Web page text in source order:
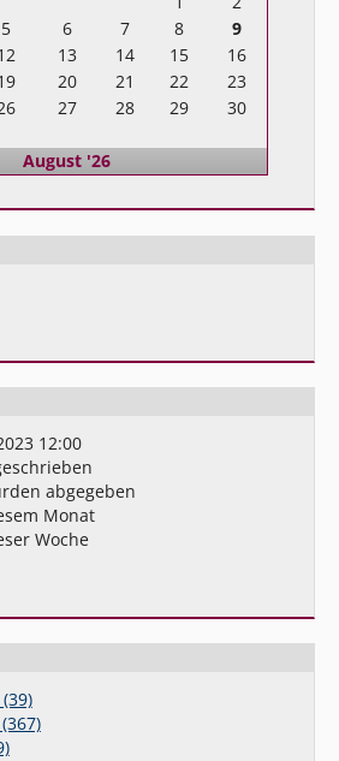
August '26
5 6 7 8
9
13 14 15
16
20 21 22
23
27 28 29
30
12:00
abgegeben
Monat
Woche